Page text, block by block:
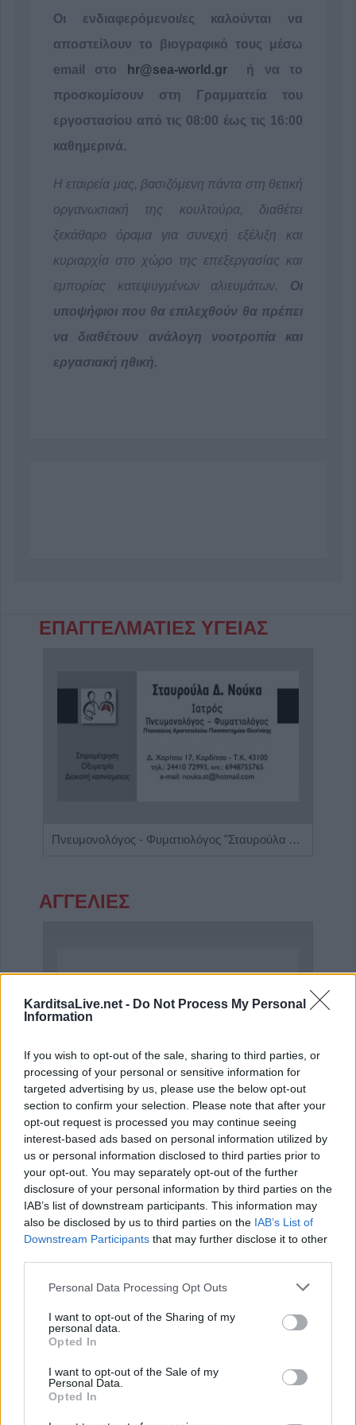
KarditsaLive.net - Do Not Process My Personal
Information
If you wish to opt-out of the sale, sharing to third parties, or
processing of your personal or sensitive information for
targeted advertising by us, please use the below opt-out
section to confirm your selection. Please note that after your
opt-out request is processed you may continue seeing
interest-based ads based on personal information utilized by
us or personal information disclosed to third parties prior to
your opt-out. You may separately opt-out of the further
disclosure of your personal information by third parties on the
IAB’s list of downstream participants. This information may
also be disclosed by us to third parties on the IAB’s List of
Downstream Participants that may further disclose it to other
Personal Data Processing Opt Outs
I want to opt-out of the Sharing of my
personal data.
Opted In
I want to opt-out of the Sale of my
Personal Data.
Opted In
Οι ενδιαφερόμενοι/ες καλούνται να
αποστείλουν το βιογραφικό τους μέσω
email
στο hr@sea-world.gr
ή να το
προσκομίσουν στη Γραμματεία του
εργοστασίου από τις 08:00 έως τις 16:00
καθημερινά.
Η εταιρεία μας, βασιζόμενη πάντα στη θετική
οργανωσιακή της κουλτούρα, διαθέτει
ξεκάθαρο όραμα για συνεχή εξέλιξη και
κυριαρχία στο χώρο της επεξεργασίας και
εμπορίας κατεψυγμένων αλιευμάτων. Οι
υποψήφιοι που θα επιλεχθούν θα πρέπει
να διαθέτουν ανάλογη νοοτροπία και
εργασιακή ηθική.
ΕΠΑΓΓΕΛΜΑΤΙΕΣ ΥΓΕΙΑΣ
Πνευμονολόγος - Φυματιολόγος "Σταυρούλα Δ. Νούκα"
ΑΓΓΕΛΙΕΣ
Η Αποκατάσταση Α.Ε. αναζητά για εργασία Νοσηλευτές και Βοηθούς Νοσηλευτές
ΤΕΛΕΥΤΑΙΑ ΝΕΑ
Σύγκρουση δύο τραμ στη Γερμανία – Πάνω
από 20 τραυματίες
6 Αυγούστου 2026, 21:11